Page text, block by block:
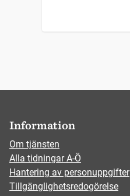
Information
Om tjänsten
Alla tidningar A-Ö
Hantering av personuppgifter
Tillgänglighetsredogörelse